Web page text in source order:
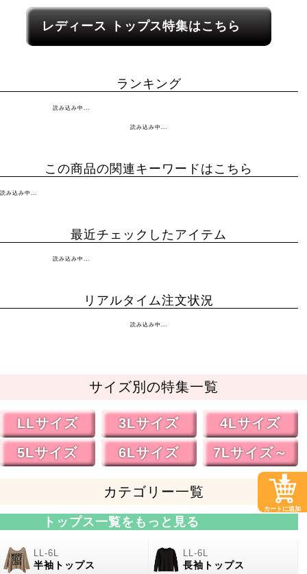
レディース関連カテゴリーへのリンク
レディース トップス特集はこちら
ランキング
読み込み中...
読み込み中...
この商品の関連キーワードはこちら
読み込み中...
最近チェックしたアイテム
読み込み中...
リアルタイム注文状況
読み込み中...
サイズ別の特集一覧
LLサイズ 3Lサイズ
4Lサイズ
5Lサイズ
6Lサイズ 7Lサイズ～
カテゴリー一覧
トップス一覧をもっと見る
半袖トップス 長袖トップス
カートに追加